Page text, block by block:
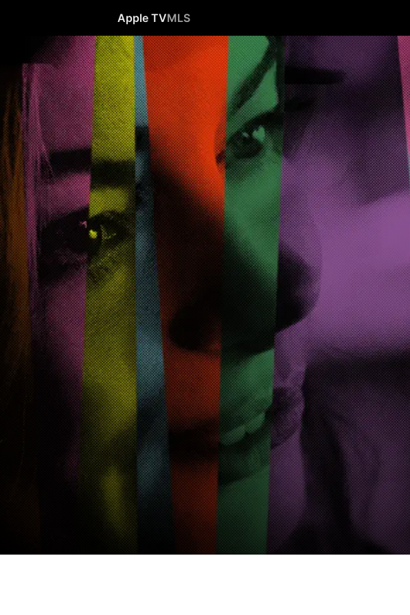
Apple TVMLS